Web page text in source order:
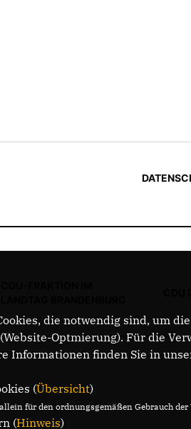
die notwendig sind, um
Optmierung). Für die
Informationen finden Sie in
(Übersicht)
für den ordnungsgemäßen Gebrauch der
(Hinweis)